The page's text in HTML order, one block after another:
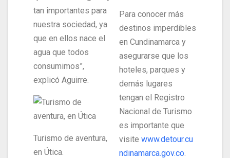
tan importantes para
nuestra sociedad, ya
que en ellos nace el
agua que todos
consumimos”,
explicó Aguirre.
Turismo de aventura,
en Útica.
Para conocer más
destinos imperdibles
en Cundinamarca y
asegurarse que los
hoteles, parques y
demás lugares
tengan el Registro
Nacional de Turismo
es importante que
visite www.detour.cu
ndinamarca.gov.co